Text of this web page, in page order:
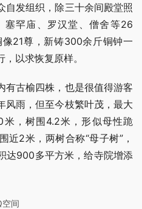
自发组织，除三十余间殿堂照
塞罕庙、罗汉堂、僧舍等26
21尊，新铸300余斤铜钟一
以求恢复原样。
有古榆四株，也是很值得游客
风雨，但至今枝繁叶茂，最大
，树围4.2米，形似母性跪
近2米，两树合称“母子树”，
达900多平方米，给寺院增添
空间